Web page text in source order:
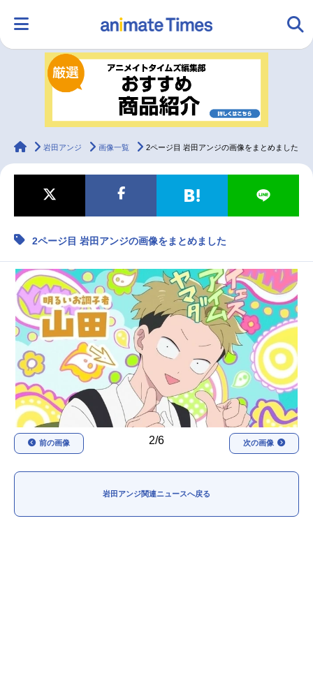
ランキング アニメ
ラジオ
マンガ・ラノベ ゲーム・アプリ 音楽 コスプレ
配信・Vtuber トレンド
最新記事一覧
アニメ記事一覧 声優記事一覧
アニメ映画一覧 実写化映画一覧
今期アニメ曜日別一覧
春アニメ 夏アニメ
秋アニメ 冬アニメ
男性声優/女性声優一覧
FOLLOW US
animateTimes
岩田アンジ 画像一覧 2ページ目 岩田アンジの画像をまとめました
2ページ目 岩田アンジの画像をまとめました
2/6
前の画像 次の画像
岩田アンジ関連ニュースへ戻る